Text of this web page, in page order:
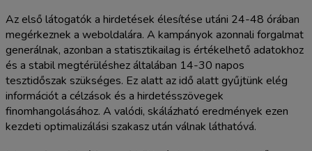
Az első látogatók a hirdetések élesítése utáni 24-48 órában
megérkeznek a weboldalára. A kampányok azonnali forgalmat
generálnak, azonban a statisztikailag is értékelhető adatokhoz
és a stabil megtérüléshez általában 14-30 napos
tesztidőszak szükséges. Ez alatt az idő alatt gyűjtünk elég
információt a célzások és a hirdetésszövegek
finomhangolásához. A valódi, skálázható eredmények ezen
kezdeti optimalizálási szakasz után válnak láthatóvá.